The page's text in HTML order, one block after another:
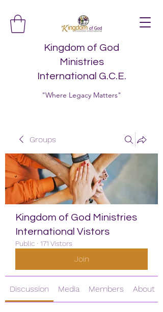
Kingdom of God
Ministries
International G.C.E.
"Where Legacy Matters"
Groups
Kingdom of God Ministries
International Vistors
Public · 171 Vistors
Join
Discussion Media Members About